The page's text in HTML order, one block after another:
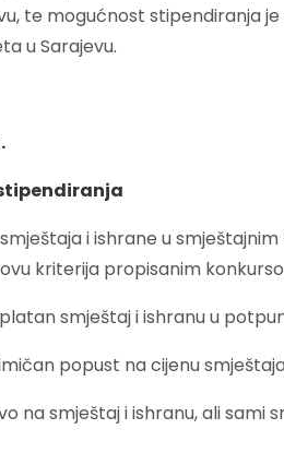
te mogućnost stipendiranja
u Sarajevu.
i ishrane u
kriterija propisanim
smještaj i ishranu u
popust na cijenu
na smještaj i ishranu, ali sami